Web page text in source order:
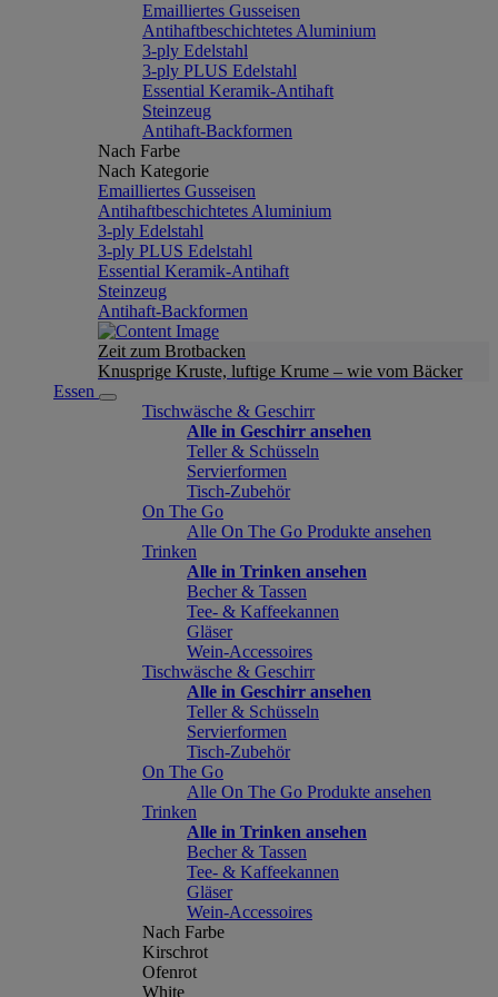
Emailliertes Gusseisen
Antihaftbeschichtetes Aluminium
3-ply Edelstahl
3-ply PLUS Edelstahl
Essential Keramik-Antihaft
Steinzeug
Antihaft-Backformen
Nach Farbe
Nach Kategorie
Emailliertes Gusseisen
Antihaftbeschichtetes Aluminium
3-ply Edelstahl
3-ply PLUS Edelstahl
Essential Keramik-Antihaft
Steinzeug
Antihaft-Backformen
Zeit zum Brotbacken
Knusprige Kruste, luftige Krume – wie vom Bäcker
Essen
Tischwäsche & Geschirr
Alle in Geschirr ansehen
Teller & Schüsseln
Servierformen
Tisch-Zubehör
On The Go
Alle On The Go Produkte ansehen
Trinken
Alle in Trinken ansehen
Becher & Tassen
Tee- & Kaffeekannen
Gläser
Wein-Accessoires
Tischwäsche & Geschirr
Alle in Geschirr ansehen
Teller & Schüsseln
Servierformen
Tisch-Zubehör
On The Go
Alle On The Go Produkte ansehen
Trinken
Alle in Trinken ansehen
Becher & Tassen
Tee- & Kaffeekannen
Gläser
Wein-Accessoires
Nach Farbe
Kirschrot
Ofenrot
White